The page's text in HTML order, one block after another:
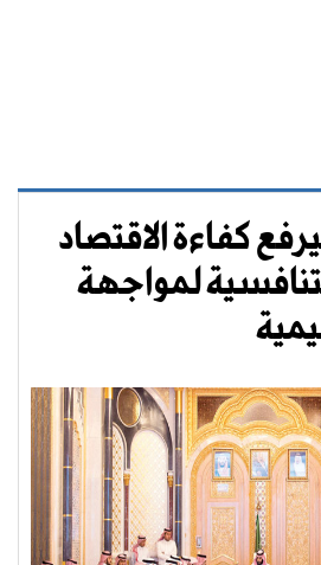
كفاءة الاقتصاد
لمواجهة